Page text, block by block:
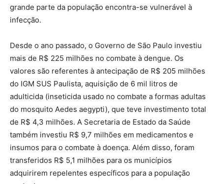
grande parte da população encontra-se vulnerável à
infecção.
Desde o ano passado, o Governo de São Paulo investiu
mais de R$ 225 milhões no combate à dengue. Os
valores são referentes à antecipação de R$ 205 milhões
do IGM SUS Paulista, aquisição de 6 mil litros de
adulticida (inseticida usado no combate a formas adultas
do mosquito Aedes aegypti), que teve investimento total
de R$ 4,3 milhões. A Secretaria de Estado da Saúde
também investiu R$ 9,7 milhões em medicamentos e
insumos para o combate à doença. Além disso, foram
transferidos R$ 5,1 milhões para os municípios
adquirirem repelentes específicos para a população